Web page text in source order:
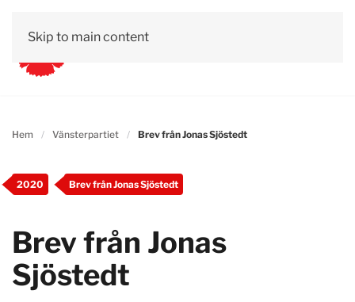
Skip to main content
Hem Vänsterpartiet Brev från Jonas Sjöstedt
2020 Brev från Jonas Sjöstedt
Brev från Jonas
Sjöstedt